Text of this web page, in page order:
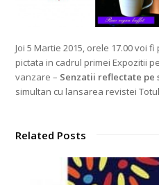
Joi 5 Martie 2015, orele 17.00 voi
pictata in cadrul primei Expozitii
vanzare – Senzatii reflectate pe
simultan cu lansarea revistei
Related Posts